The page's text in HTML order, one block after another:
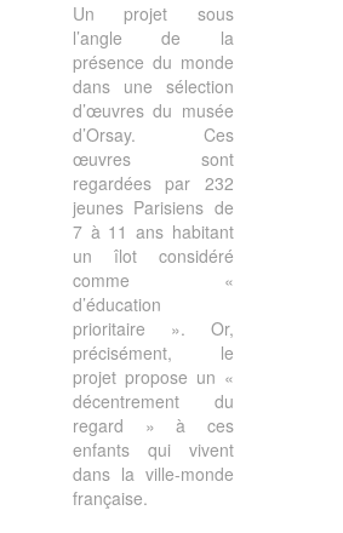
Un projet sous
l’angle de la
présence du monde
dans une sélection
d’œuvres du musée
d’Orsay. Ces
œuvres sont
regardées par 232
jeunes Parisiens de
7 à 11 ans habitant
un îlot considéré
comme «
d’éducation
prioritaire ». Or,
précisément, le
projet propose un «
décentrement du
regard » à ces
enfants qui vivent
dans la ville-monde
française.